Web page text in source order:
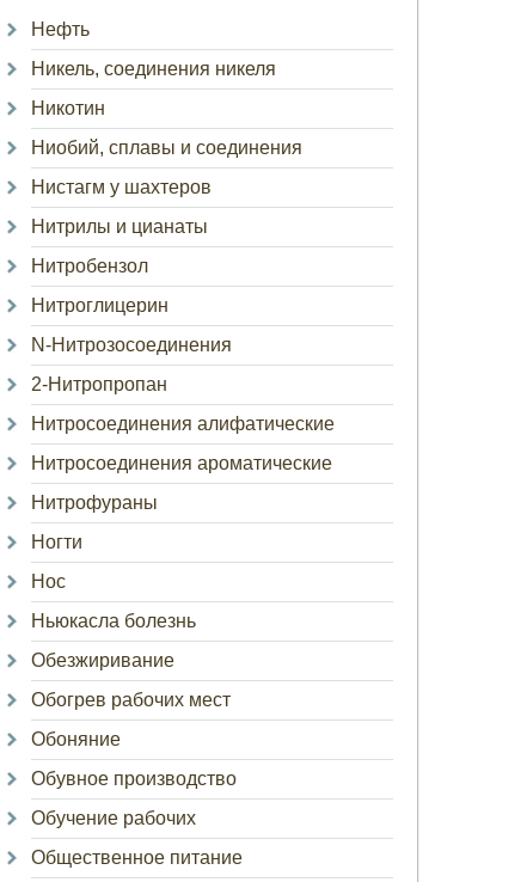
Нефть
Никель, соединения никеля
Никотин
Ниобий, сплавы и соединения
Нистагм у шахтеров
Нитрилы и цианаты
Нитробензол
Нитроглицерин
N-Нитрозосоединения
2-Нитропропан
Нитросоединения алифатические
Нитросоединения ароматические
Нитрофураны
Ногти
Нос
Ньюкасла болезнь
Обезжиривание
Обогрев рабочих мест
Обоняние
Обувное производство
Обучение рабочих
Общественное питание